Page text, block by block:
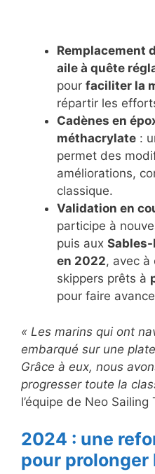
Remplacement
aile à quête
pour faciliter la
répartir les
Cadènes en
méthacrylate :
permet des
améliorations,
classique.
Validation en
participe à
puis aux
en 2022, avec à
skippers prêts à
pour faire
« Les marins qui ont
embarqué sur une
Grâce à eux, nous
progresser toute la
l’équipe de Neo Sailing
2024 : une
pour